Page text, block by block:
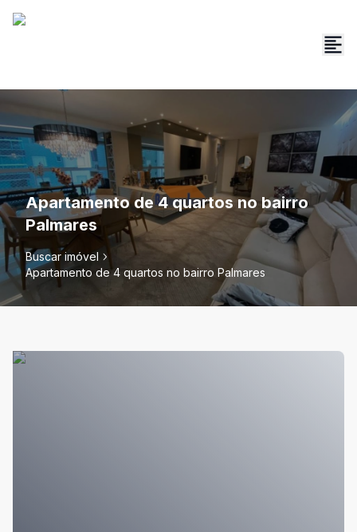
Apartamento de 4 quartos no bairro
Palmares
Buscar imóvel
Apartamento de 4 quartos no bairro Palmares